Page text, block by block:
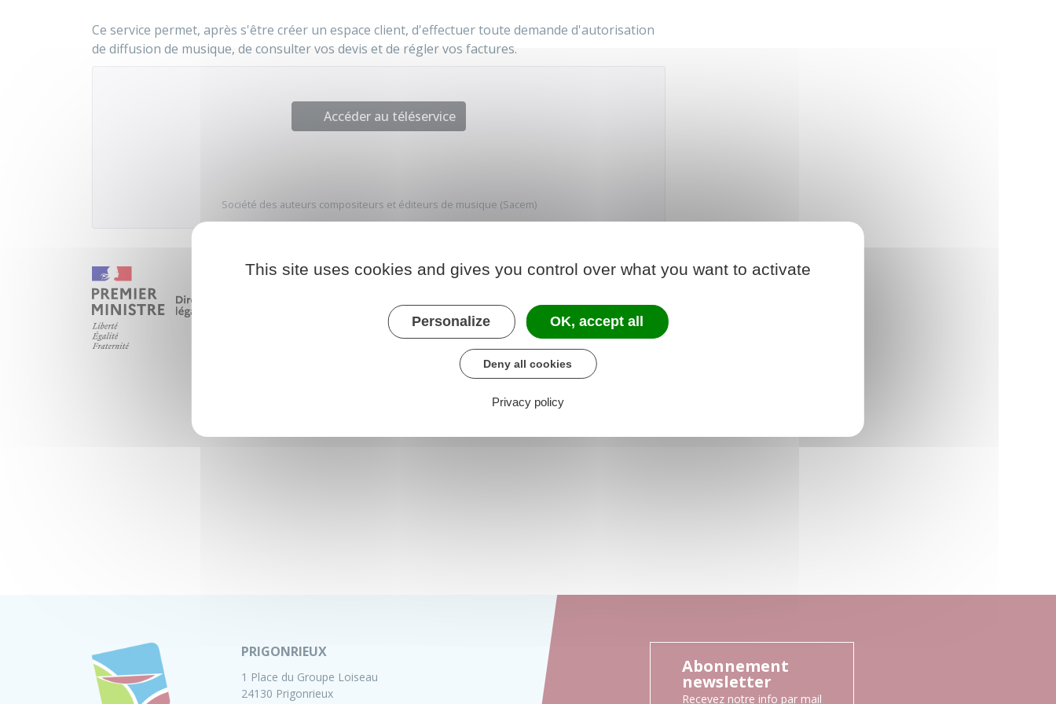
Ce service permet, après s'être créer un espace client, d'effectuer toute demande d'autorisation
de diffusion de musique, de consulter vos devis et de régler vos factures.
Accéder au téléservice
Société des auteurs compositeurs et éditeurs de musique (Sacem)
PRIGONRIEUX
1 Place du Groupe Loiseau
24130 Prigonrieux
Abonnement
newsletter
Recevez notre info par mail
This site uses cookies and gives you control over what you want to activate
Personalize OK, accept all
Deny all cookies
Privacy policy